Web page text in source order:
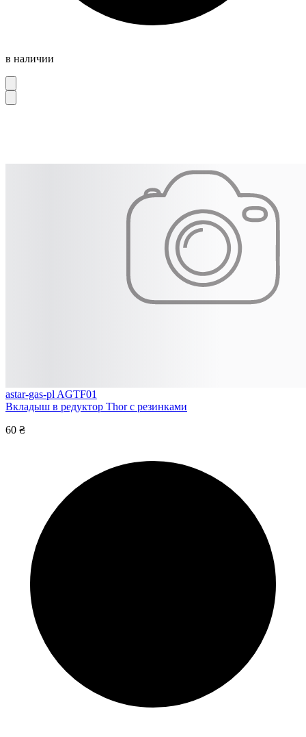
в наличии
astar-gas-pl AGTF01
Вкладыш в редуктор Thor с резинками
60 ₴